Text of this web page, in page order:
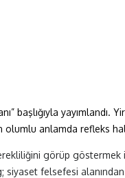
başlığıyla
olumlu anlamda refleks
görüp göstermek
felsefesi